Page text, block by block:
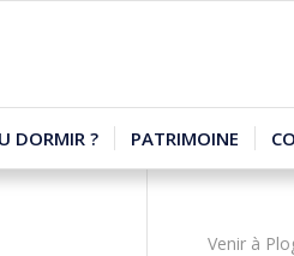
DORMIR ? PATRIMOINE
Venir à